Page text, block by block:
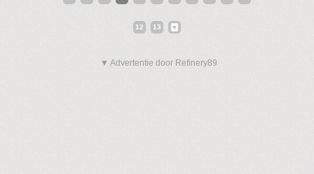
12 13
▼ Advertentie door Refinery89